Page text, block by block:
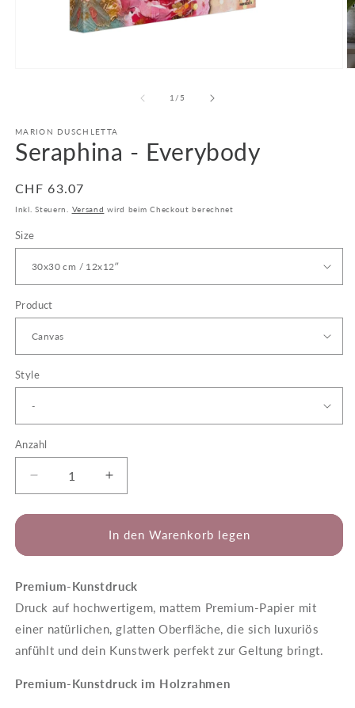
1 /von
5
MARION DUSCHLETTA
Seraphina - Everybody
Normaler
Preis
CHF 63.07
Inkl. Steuern. Versand wird beim Checkout berechnet
Size
Product
Style
Anzahl
Verringere
die
Menge
Everybody
Erhöhe
die
Menge
für
Everybody
In den Warenkorb legen
Premium-Kunstdruck
Druck auf hochwertigem, mattem Premium-Papier mit
einer natürlichen, glatten Oberfläche, die sich luxuriös
anfühlt und dein Kunstwerk perfekt zur Geltung bringt.
Premium-Kunstdruck im Holzrahmen